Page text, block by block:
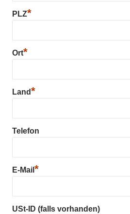
PLZ*
Ort*
Land*
Telefon
E-Mail *
USt-ID (falls vorhanden)